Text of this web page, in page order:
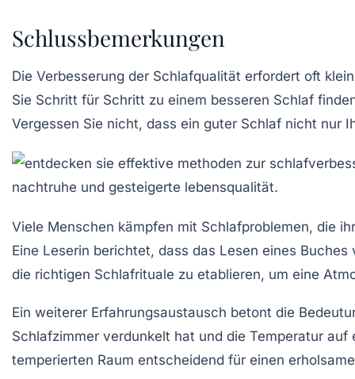
Schlussbemerkungen
Die Verbesserung der Schlafqualität erfordert oft
Sie Schritt für Schritt zu einem besseren Schlaf
Vergessen Sie nicht, dass ein guter Schlaf nicht nur
Viele Menschen kämpfen mit Schlafproblemen, die
Eine Leserin berichtet, dass das Lesen eines
die richtigen Schlafrituale zu etablieren, um eine
Ein weiterer Erfahrungsaustausch betont die
Schlafzimmer verdunkelt hat und die Temperatur
temperierten Raum entscheidend für einen